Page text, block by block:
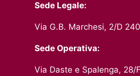
Sede Legale:
Via G.B. Marchesi, 2/D
Sede Operativa:
Via Daste e Spalenga, 28/